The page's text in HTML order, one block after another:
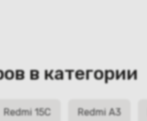
в категории
Redmi 15C Redmi A3